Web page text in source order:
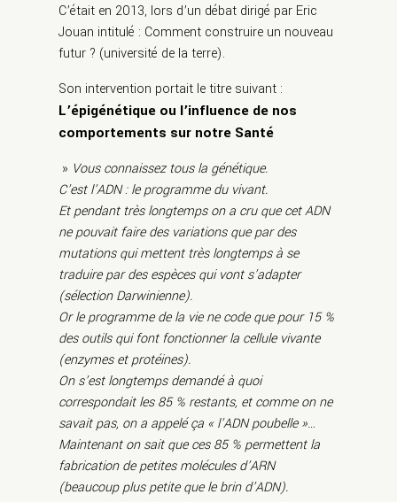
C’était en 2013, lors d’un débat dirigé par Eric
Jouan intitulé : Comment construire un nouveau
futur ? (université de la terre).
Son intervention portait le titre suivant :
L’épigénétique ou l’influence de nos
comportements sur notre Santé
» Vous connaissez tous la génétique.
C’est l’ADN : le programme du vivant.
Et pendant très longtemps on a cru que cet ADN
ne pouvait faire des variations que par des
mutations qui mettent très longtemps à se
traduire par des espèces qui vont s’adapter
(sélection Darwinienne).
Or le programme de la vie ne code que pour 15 %
des outils qui font fonctionner la cellule vivante
(enzymes et protéines).
On s’est longtemps demandé à quoi
correspondait les 85 % restants, et comme on ne
savait pas, on a appelé ça « l’ADN poubelle »…
Maintenant on sait que ces 85 % permettent la
fabrication de petites molécules d’ARN
(beaucoup plus petite que le brin d’ADN).